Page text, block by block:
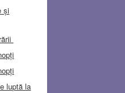
și
luptă la